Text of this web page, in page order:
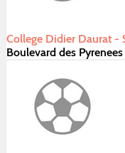
College Didier Daurat -
Boulevard des